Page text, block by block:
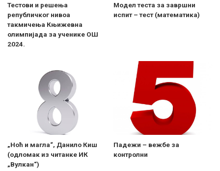
Тестови и решења
републичког нивоа
такмичења Књижевна
олимпијада за ученике ОШ
2024.
Модел теста за завршни
испит – тест (математика)
„Ноћ и магла“, Данило Киш
(одломак из читанке ИК
„Вулкан“)
Падежи – вежбе за
контролни